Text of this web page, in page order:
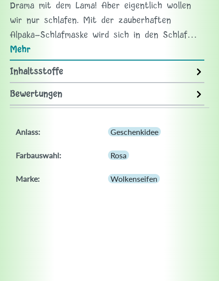
Drama mit dem Lama! Aber eigentlich wollen
wir nur schlafen. Mit der zauberhaften
Alpaka-Schlafmaske wird sich in den Schlaf…
Mehr
Inhaltsstoffe
Bewertungen
Anlass: Geschenkidee
Farbauswahl: Rosa
Marke: Wolkenseifen